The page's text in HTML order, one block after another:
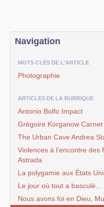
Navigation
MOTS-CLÉS DE L'ARTICLE
Photographie
ARTICLES DE LA RUBRIQUE
Antonio Bolfo Impact
Grégoire Korganow Carnet
The Urban Cave Andrea
Violences à l’encontre
Astrada
La polygamie aux États
Le jour où tout a
Nous avons foi en Dieu,